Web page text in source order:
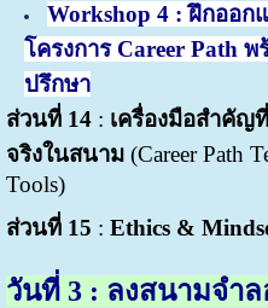
Workshop 4 : ฝึกออก
โครงการ Career Path
ปรึกษา
ส่วนที่ 14: เครื่องมือสำคัญ
จริงในสนาม(Career Path
Tools)
ส่วนที่ 15 : Ethics &
วันที่3 : ลงสนามจำล